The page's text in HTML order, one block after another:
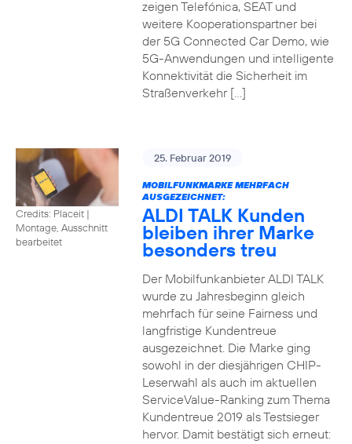
zeigen Telefónica, SEAT und
weitere Kooperationspartner bei
der 5G Connected Car Demo, wie
5G-Anwendungen und intelligente
Konnektivität die Sicherheit im
Straßenverkehr […]
Credits: Placeit |
Montage, Ausschnitt
bearbeitet
25. Februar 2019
MOBILFUNKMARKE MEHRFACH
AUSGEZEICHNET:
ALDI TALK Kunden
bleiben ihrer Marke
besonders treu
Der Mobilfunkanbieter ALDI TALK
wurde zu Jahresbeginn gleich
mehrfach für seine Fairness und
langfristige Kundentreue
ausgezeichnet. Die Marke ging
sowohl in der diesjährigen CHIP-
Leserwahl als auch im aktuellen
ServiceValue-Ranking zum Thema
Kundentreue 2019 als Testsieger
hervor. Damit bestätigt sich erneut: